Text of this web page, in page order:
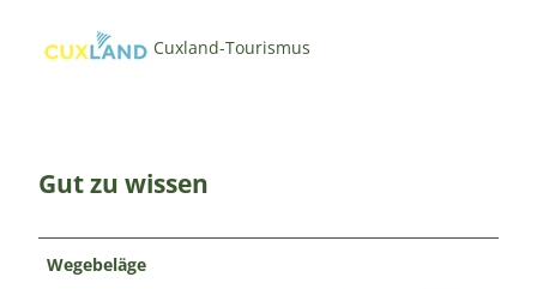
Cuxland-Tourismus
Gut zu wissen
Wegebeläge